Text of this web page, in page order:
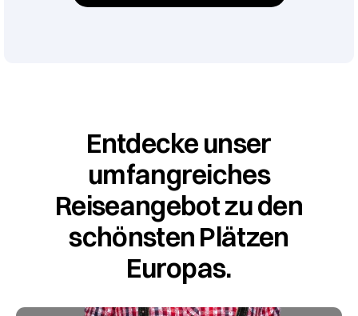
Entdecke unser
umfangreiches
Reiseangebot zu den
schönsten Plätzen
Europas.